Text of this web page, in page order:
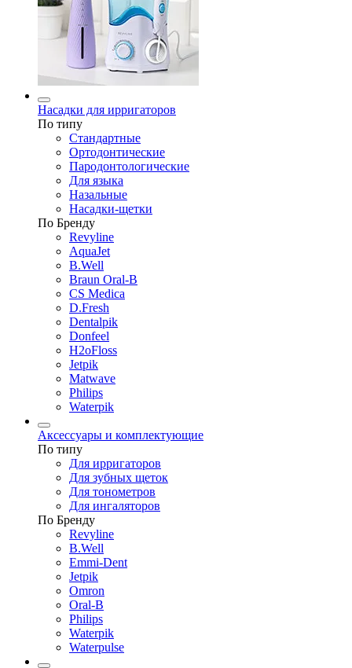
Насадки для ирригаторов
По типу
Стандартные
Ортодонтические
Пародонтологические
Для языка
Назальные
Насадки-щетки
По Бренду
Revyline
AquaJet
B.Well
Braun Oral-B
CS Medica
D.Fresh
Dentalpik
Donfeel
H2oFloss
Jetpik
Matwave
Philips
Waterpik
Аксессуары и комплектующие
По типу
Для ирригаторов
Для зубных щеток
Для тонометров
Для ингаляторов
По Бренду
Revyline
B.Well
Emmi-Dent
Jetpik
Omron
Oral-B
Philips
Waterpik
Waterpulse